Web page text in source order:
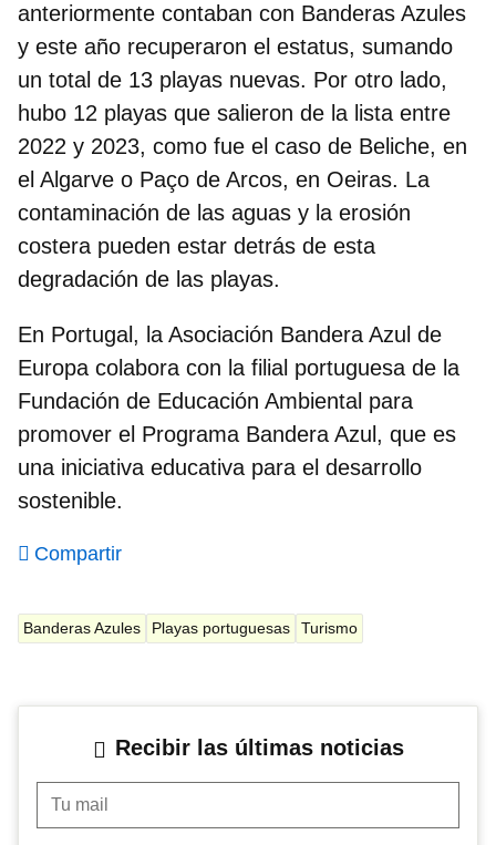
anteriormente contaban con Banderas Azules
y este año recuperaron el estatus, sumando
un total de 13 playas nuevas. Por otro lado,
hubo 12 playas que salieron de la lista entre
2022 y 2023, como fue el caso de Beliche, en
el Algarve o Paço de Arcos, en Oeiras. La
contaminación de las aguas y la erosión
costera pueden estar detrás de esta
degradación de las playas.
En Portugal, la Asociación Bandera Azul de
Europa colabora con la filial portuguesa de la
Fundación de Educación Ambiental para
promover el Programa Bandera Azul , que es
una iniciativa educativa para el desarrollo
sostenible.
Compartir
Banderas Azules Playas portuguesas Turismo
Recibir las últimas noticias
Tu mail